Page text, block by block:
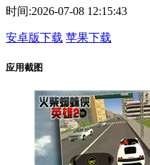
时间:2026-07-08 12:15:43
安卓版下载 苹果下载
应用截图